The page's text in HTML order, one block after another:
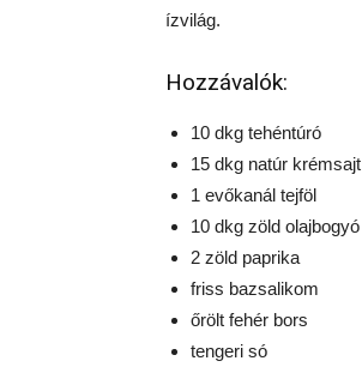
ízvilág.
Hozzávalók:
10 dkg tehéntúró
15 dkg natúr krémsajt
1 evőkanál tejföl
10 dkg zöld olajbogyó
2 zöld paprika
friss bazsalikom
őrölt fehér bors
tengeri só